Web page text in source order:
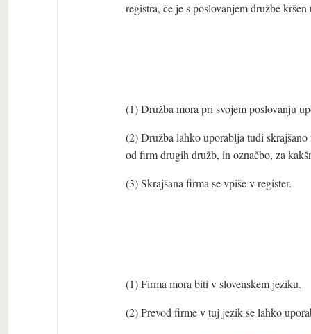
registra, če je s poslovanjem družbe
(1) Družba mora pri svojem poslovanju
(2) Družba lahko uporablja tudi
od firm drugih družb, in označbo, za
(3) Skrajšana firma se vpiše v register.
(1) Firma mora biti v slovenskem jeziku.
(2) Prevod firme v tuj jezik se lahko